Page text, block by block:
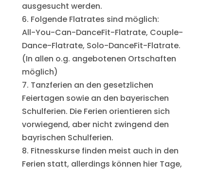
ausgesucht werden.
6. Folgende Flatrates sind möglich:
All-You-Can-DanceFit-Flatrate, Couple-
Dance-Flatrate, Solo-DanceFit-Flatrate.
(In allen o.g. angebotenen Ortschaften
möglich)
7. Tanzferien an den gesetzlichen
Feiertagen sowie an den bayerischen
Schulferien. Die Ferien orientieren sich
vorwiegend, aber nicht zwingend den
bayrischen Schulferien.
8. Fitnesskurse finden meist auch in den
Ferien statt, allerdings können hier Tage,